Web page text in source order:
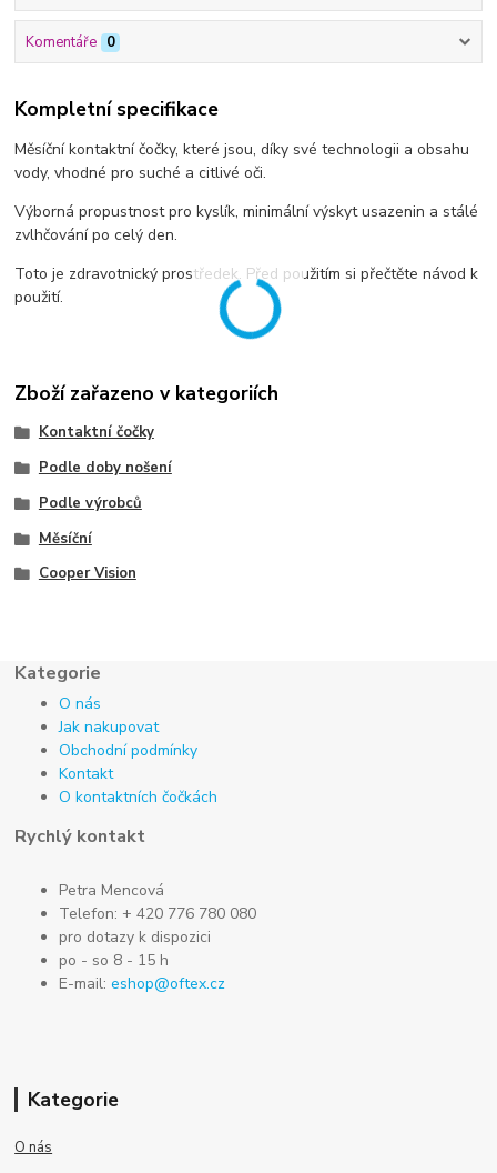
Komentáře 0
Kompletní specifikace
Měsíční kontaktní čočky, které jsou, díky své technologii a obsahu
vody, vhodné pro suché a citlivé oči.
Výborná propustnost pro kyslík, minimální výskyt usazenin a stálé
zvlhčování po celý den.
Toto je zdravotnický prostředek. Před použitím si přečtěte návod k
použití.
Zboží zařazeno v kategoriích
Kontaktní čočky
Podle doby nošení
Podle výrobců
Měsíční
Cooper Vision
Kategorie
O nás
Jak nakupovat
Obchodní podmínky
Kontakt
O kontaktních čočkách
Rychlý kontakt
Petra Mencová
Telefon: + 420 776 780 080
pro dotazy k dispozici
po - so 8 - 15 h
E-mail:eshop@oftex.cz
Kategorie
O nás